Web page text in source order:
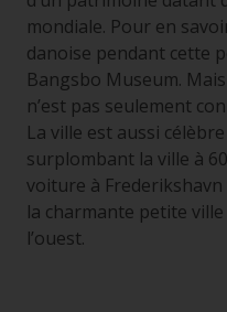
mondiale. Pour en
danoise pendant cette
Bangsbo Museum.
n’est pas seulement
La ville est aussi
surplombant la ville à
voiture à
la charmante petite
l’ouest.